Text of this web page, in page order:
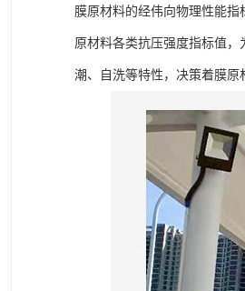
膜原材料的经伟向物理性能
原材料各类抗压强度指标值
潮、自洗等特性，决策着膜原